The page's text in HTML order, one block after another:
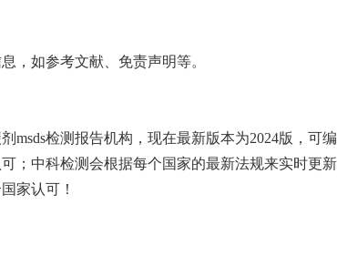
，如参考文献、免责声明等。
msds检测报告机构，现在最新版本为2024版，可
；中科检测会根据每个国家的最新法规来实时更
家认可！